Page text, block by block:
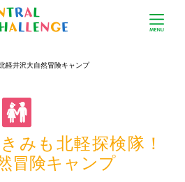
軽井沢大自然冒険キャンプ
みも北軽探検隊！
冒険キャンプ